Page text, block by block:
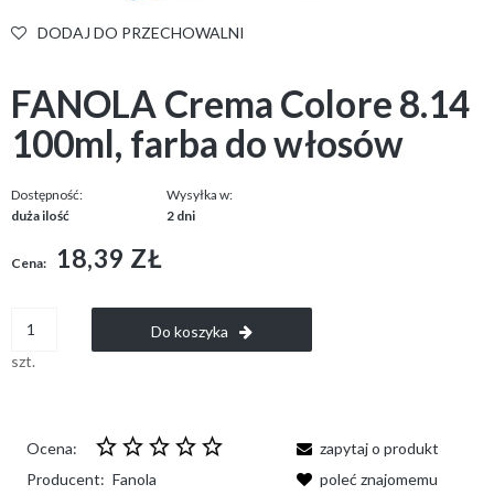
DODAJ DO PRZECHOWALNI
FANOLA Crema Colore 8.14
100ml, farba do włosów
Dostępność:
duża ilość
Wysyłka w:
2 dni
Cena: 18,39 ZŁ
szt.
Do koszyka
Ocena:
Producent: Fanola
zapytaj o produkt
poleć znajomemu